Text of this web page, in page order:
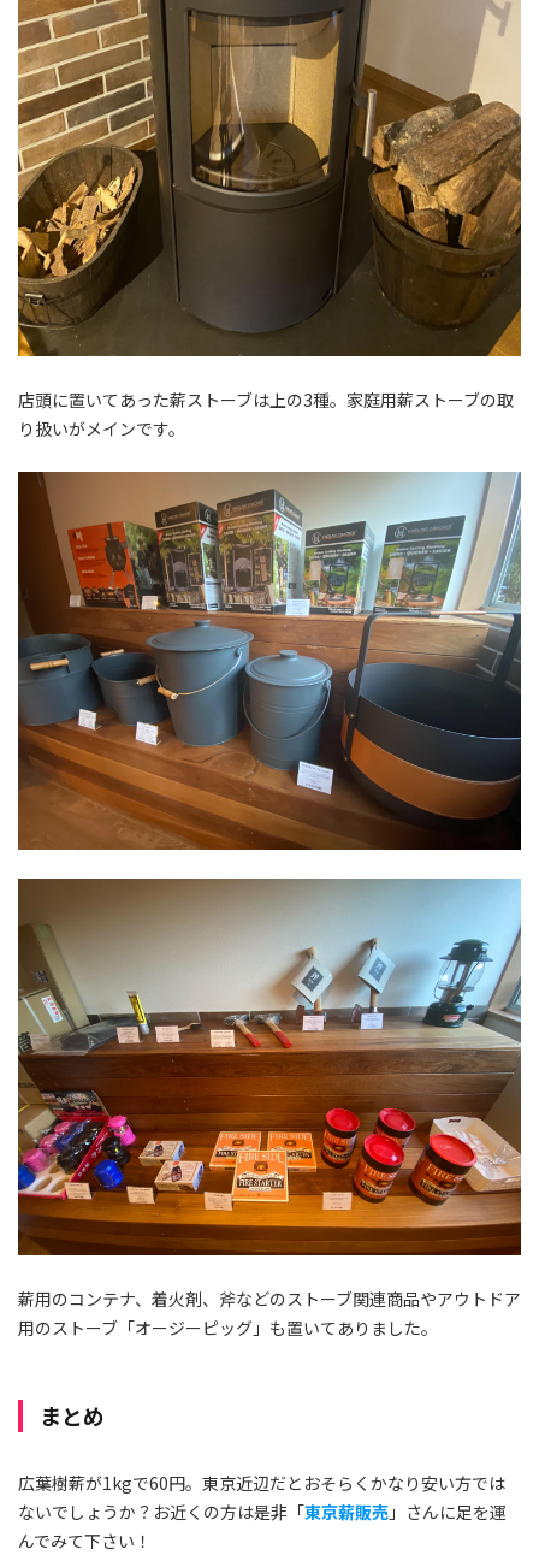
店頭に置いてあった薪ストーブは上の3種。家庭用薪ストーブの取
り扱いがメインです。
薪用のコンテナ、着火剤、斧などのストーブ関連商品やアウトドア
用のストーブ「オージーピッグ」も置いてありました。
まとめ
広葉樹薪が1kgで60円。東京近辺だとおそらくかなり安い方では
ないでしょうか？お近くの方は是非「東京薪販売 」さんに足を運
んでみて下さい！